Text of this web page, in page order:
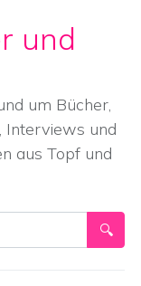
und
um Bücher,
Interviews und
aus Topf und